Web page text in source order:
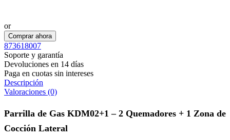
or
Comprar ahora
873618007
Soporte y garantía
Devoluciones en 14 días
Paga en cuotas sin intereses
Descripción
Valoraciones (0)
Parrilla de Gas KDM02+1 – 2 Quemadores + 1 Zona de
Cocción Lateral